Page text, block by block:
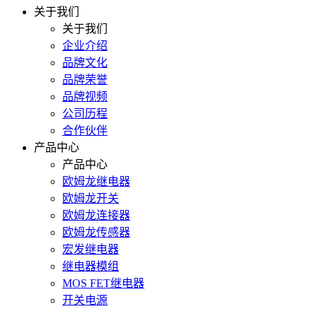
关于我们
关于我们
企业介绍
品牌文化
品牌荣誉
品牌视频
公司历程
合作伙伴
产品中心
产品中心
欧姆龙继电器
欧姆龙开关
欧姆龙连接器
欧姆龙传感器
宏发继电器
继电器模组
MOS FET继电器
开关电源